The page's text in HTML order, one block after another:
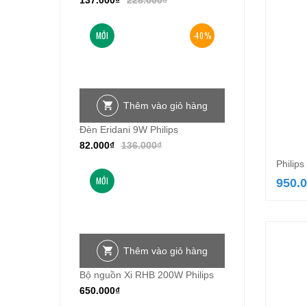
-40%
MỚI
Thêm vào giỏ hàng
Đèn Eridani 9W Philips
136.000₫
82.000₫
MỚI
Thêm vào giỏ hàng
Bộ nguồn Xi RHB 200W Philips
650.000₫